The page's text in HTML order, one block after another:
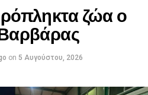
ζώα ο
on 5 Αυγούστου, 2026